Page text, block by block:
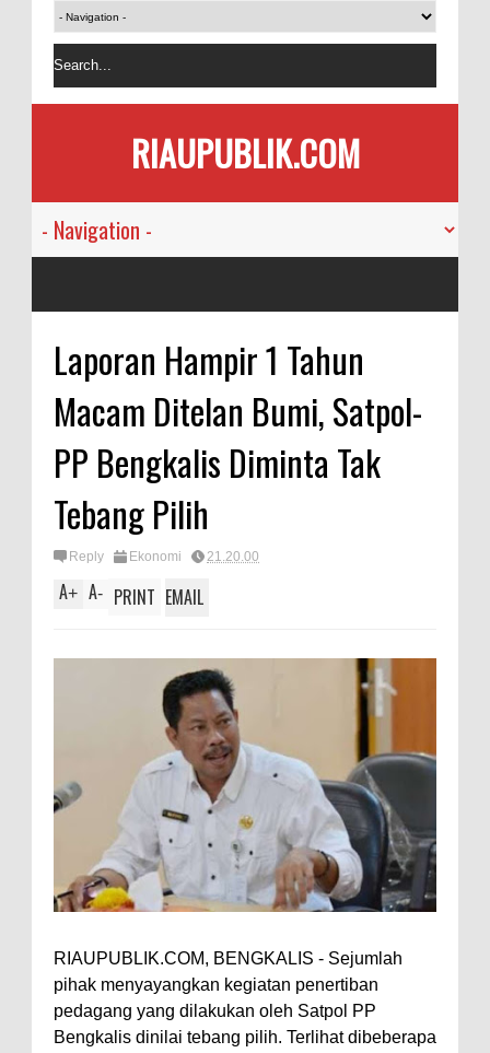
RIAUPUBLIK.COM
Laporan Hampir 1 Tahun
Macam Ditelan Bumi, Satpol-
PP Bengkalis Diminta Tak
Tebang Pilih
Reply Ekonomi 21.20.00
A+ A- PRINT EMAIL
RIAUPUBLIK.COM, BENGKALIS - Sejumlah
pihak menyayangkan kegiatan penertiban
pedagang yang dilakukan oleh Satpol PP
Bengkalis dinilai tebang pilih. Terlihat dibeberapa